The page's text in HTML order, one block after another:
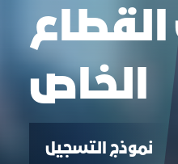
الخاص
نموذج التسجيل